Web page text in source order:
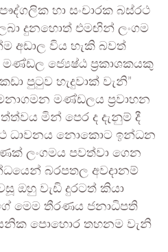
හා සංචාරක බස්රථ
දුනහොත් එමඟින් ලංගම
අඩාල විය හැකි බවත්
මණ්ඩල ජ්‍යෙෂ්ඨ ප්‍රකාශකයකු
පුටුව හැදුවාක් වැනි”
මණ්ඩලය ප්‍රවාහන
මින් පෙර ද දැනුම් දී
ධාවනය නොකොට ඉන්ධන
ලංගමය පවත්වා ගෙන
බරපතල අවදානම්
ඔහු වැඩි දුරටත් කියා
මෙම තීරණය ජනාධිපති
පොහොර තහනම වැනි